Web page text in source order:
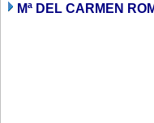
Mª DEL CARMEN